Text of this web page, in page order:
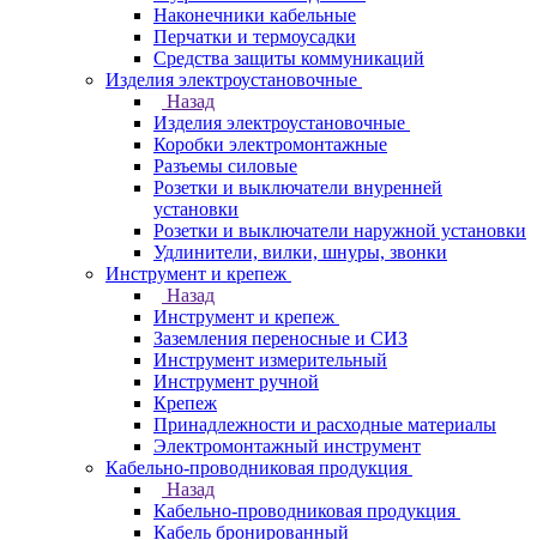
Наконечники кабельные
Перчатки и термоусадки
Средства защиты коммуникаций
Изделия электроустановочные
Назад
Изделия электроустановочные
Коробки электромонтажные
Разъемы силовые
Розетки и выключатели внуренней
установки
Розетки и выключатели наружной установки
Удлинители, вилки, шнуры, звонки
Инструмент и крепеж
Назад
Инструмент и крепеж
Заземления переносные и СИЗ
Инструмент измерительный
Инструмент ручной
Крепеж
Принадлежности и расходные материалы
Электромонтажный инструмент
Кабельно-проводниковая продукция
Назад
Кабельно-проводниковая продукция
Кабель бронированный